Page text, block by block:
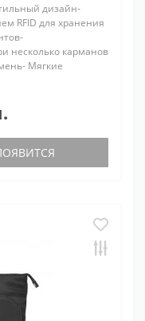
дизайн-
RFID для хранения
несколько карманов
Мягкие